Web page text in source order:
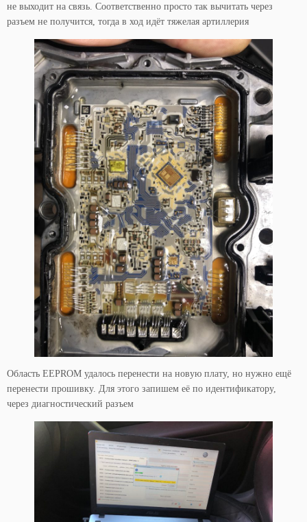
не выходит на связь. Соответственно просто так вычитать через
разъем не получится, тогда в ход идёт тяжелая артиллерия
Область EEPROM удалось перенести на новую плату, но нужно ещё
перенести прошивку. Для этого запишем её по идентификатору,
через диагностический разъем